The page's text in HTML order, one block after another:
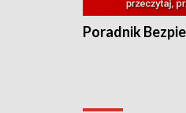
Poradnik